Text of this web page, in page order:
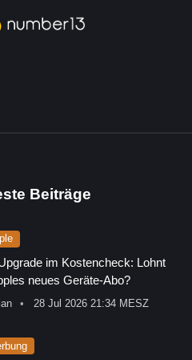
Beiträge
im Kostencheck: Lohnt
neues Geräte-Abo?
28 Jul 2026 21:34 MESZ